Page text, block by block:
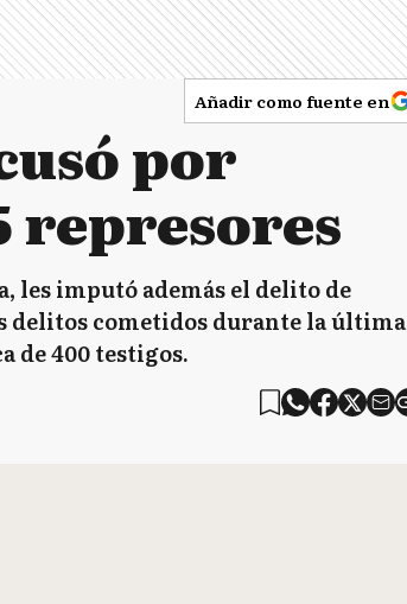
Añadir como fuente en
por
represores
les imputó además el delito de
delitos cometidos durante la última
de 400 testigos.